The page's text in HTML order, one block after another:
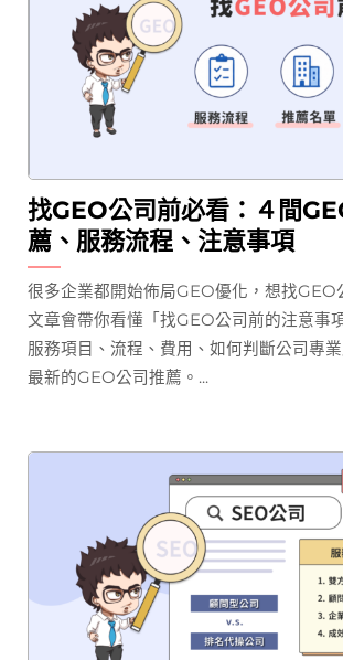
找GEO公司前必看：４間
薦、服務流程、注意事項
很多企業都開始佈局GEO優化，想找GEO
文章會帶你看懂「找GEO公司前的注意事
服務項目、流程、費用、如何判斷公司專
最新的GEO公司推薦。...